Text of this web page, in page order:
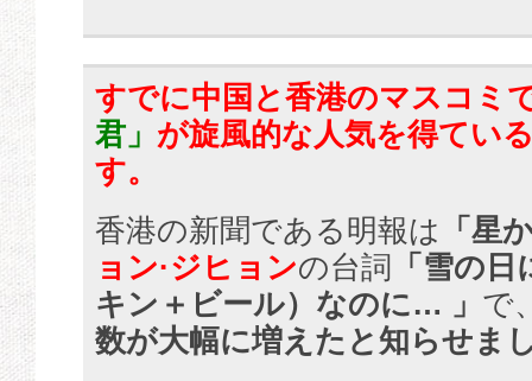
すでに中国と香港のマスコミ
君」 が旋風的な人気を得てい
す。
香港の新聞である明報は 「星
ョン·ジヒョンの台詞 「雪の
キン＋ビール）なのに… 」 で
数が大幅に増えたと知らせま